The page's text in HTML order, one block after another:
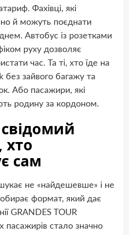
Фахівці, які
й можуть поєднати
Автобус із розетками
руху дозволяє
час. Та ті, хто їде на
без зайвого багажу та
Або пасажири, які
родину за кордоном.
хто
сам
не «найдешевше» і не
формат, який дає
GRANDES TOUR
пасажирів стало значно